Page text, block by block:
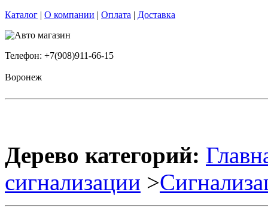
Каталог | О компании | Оплата | Доставка
Телефон: +7(908)911-66-15
Воронеж
Дерево категорий:
сигнализации >